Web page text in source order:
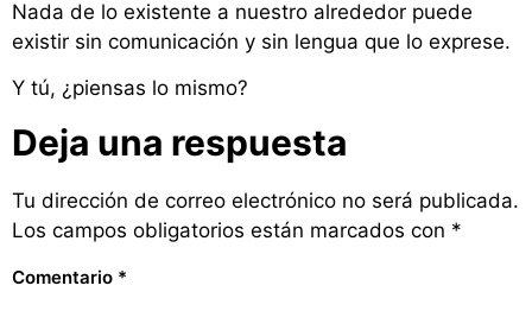
Nada de lo existente a nuestro alrededor puede
existir sin comunicación y sin lengua que lo exprese.
Y tú, ¿piensas lo mismo?
Deja una respuesta
Tu dirección de correo electrónico no será publicada.
Los campos obligatorios están marcados con *
Comentario *